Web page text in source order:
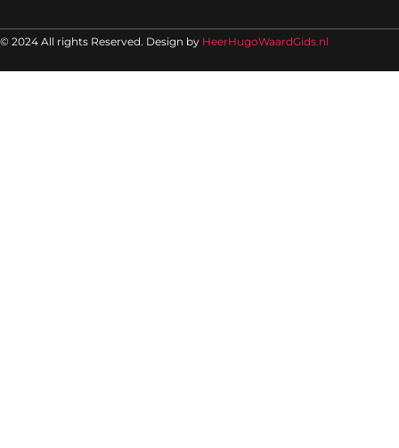
© 2024 All rights Reserved. Design by HeerHugoWaardGids.nl